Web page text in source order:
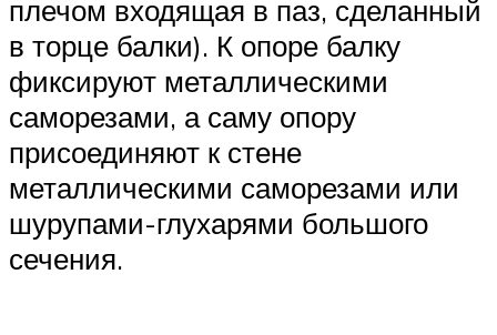
плечом входящая в паз, сделанный
в торце балки). К опоре балку
фиксируют металлическими
саморезами, а саму опору
присоединяют к стене
металлическими саморезами или
шурупами-глухарями большого
сечения.